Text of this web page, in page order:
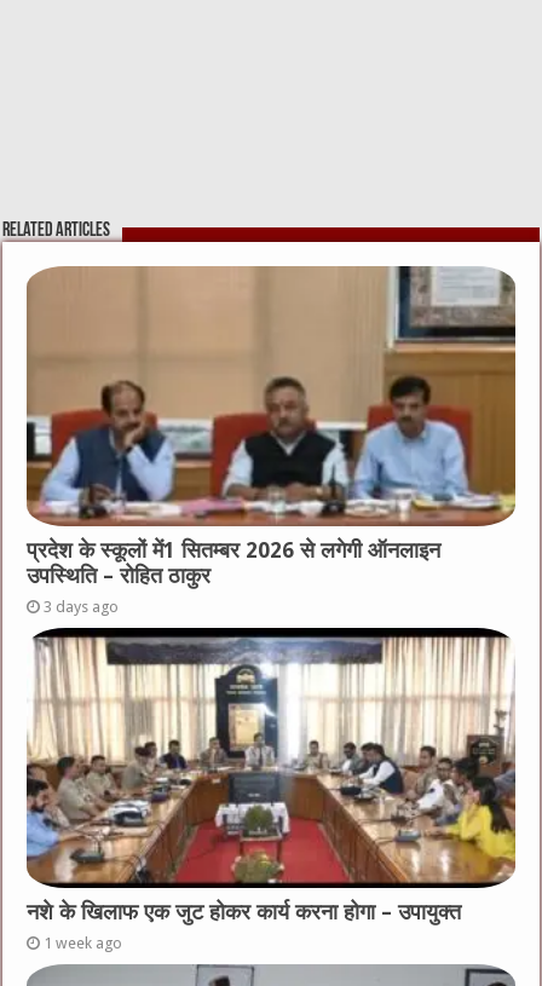
Related Articles
प्रदेश के स्कूलों में1 सितम्बर 2026 से लगेगी ऑनलाइन
उपस्थिति – रोहित ठाकुर
3 days ago
नशे के खिलाफ एक जुट होकर कार्य करना होगा – उपायुक्त
1 week ago